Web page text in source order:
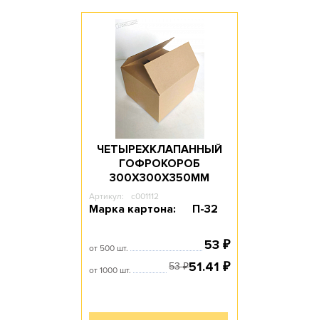
ЧЕТЫРЕХКЛАПАННЫЙ
ГОФРОКОРОБ
300Х300Х350ММ
Артикул: c001112
Марка картона: П-32
от 500 шт. 53 ₽
от 1000 шт. 53₽51.41 ₽